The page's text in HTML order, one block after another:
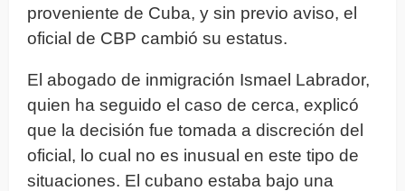
proveniente de Cuba, y sin previo aviso, el
oficial de CBP cambió su estatus.
El abogado de inmigración Ismael Labrador,
quien ha seguido el caso de cerca, explicó
que la decisión fue tomada a discreción del
oficial, lo cual no es inusual en este tipo de
situaciones. El cubano estaba bajo una